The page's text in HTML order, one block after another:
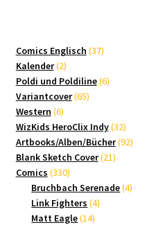
Comics Englisch 3737
Kalender 22
Produkte
Poldi und Poldiline 66
Variantcover 6565
Western 66
Produkte
WizKids HeroClix Indy 3232
Produkte
Artbooks/Alben/Bücher 9292
Blank Sketch Cover 2121
Comics 330330
Produkte
Bruchbach Serenade 44
Link Fighters 44
Matt Eagle 1414